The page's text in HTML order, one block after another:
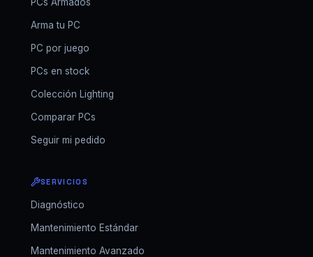
Arma tu PC
PC por juego
PCs en stock
Colección Lighting
Comparar PCs
Seguir mi pedido
SERVICIOS
Diagnóstico
Mantenimiento Estándar
Mantenimiento Avanzado